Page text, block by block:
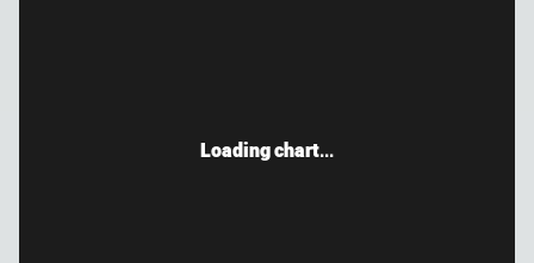
Loading chart...